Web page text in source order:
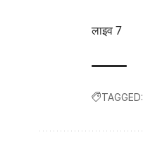
लाइव 7
TAGGED: